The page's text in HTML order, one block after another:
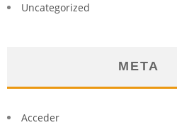
Uncategorized
META
Acceder